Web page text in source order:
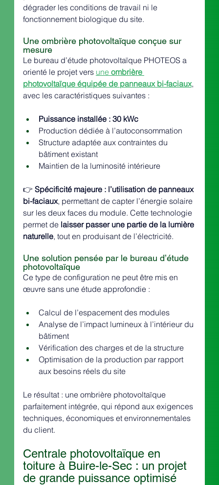
dégrader les conditions de travail ni le
fonctionnement biologique du site.
Une ombrière photovoltaïque conçue sur
mesure
Le bureau d’étude photovoltaïque PHOTEOS a
orienté le projet vers une ombrière
photovoltaïque équipée de panneaux bi-faciaux,
avec les caractéristiques suivantes :
Puissance installée : 30 kWc
Production dédiée à l’autoconsommation
Structure adaptée aux contraintes du
bâtiment existant
Maintien de la luminosité intérieure
👉 Spécificité majeure : l’utilisation de panneaux
bi-faciaux, permettant de capter l’énergie solaire
sur les deux faces du module. Cette technologie
permet de laisser passer une partie de la lumière
naturelle, tout en produisant de l’électricité.
Une solution pensée par le bureau d’étude
photovoltaïque
Ce type de configuration ne peut être mis en
œuvre sans une étude approfondie :
Calcul de l’espacement des modules
Analyse de l’impact lumineux à l’intérieur du
bâtiment
Vérification des charges et de la structure
Optimisation de la production par rapport
aux besoins réels du site
Le résultat : une ombrière photovoltaïque
parfaitement intégrée, qui répond aux exigences
techniques, économiques et environnementales
du client.
Centrale photovoltaïque en
toiture à Buire-le-Sec : un projet
de grande puissance optimisé